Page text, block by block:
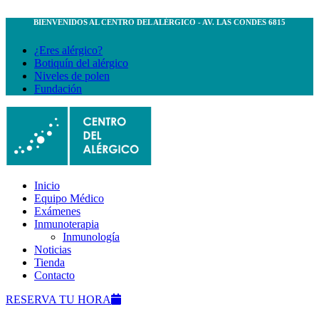
BIENVENIDOS AL CENTRO DEL ALÉRGICO - AV. LAS CONDES 6815
¿Eres alérgico?
Botiquín del alérgico
Niveles de polen
Fundación
Inicio
Equipo Médico
Exámenes
Inmunoterapia
Inmunología
Noticias
Tienda
Contacto
RESERVA TU HORA